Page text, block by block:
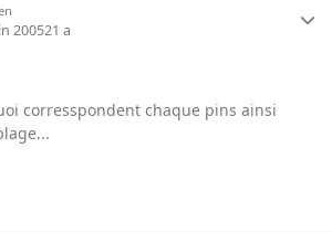
200521 a
corresspondent chaque pins ainsi